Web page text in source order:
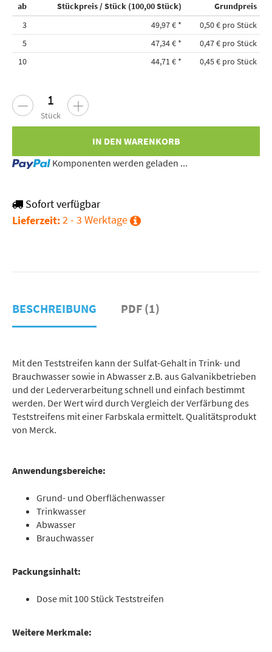
ab Stückpreis / Stück (100,00 Stück)
Grundpreis
3
49,97 € *
0,50 € pro Stück
5
47,34 € *
0,47 € pro Stück
10
44,71 € * 0,45 € pro Stück
Stück
IN DEN WARENKORB
Loading... Komponenten werden geladen ...
Sofort verfügbar
Lieferzeit:2 - 3 Werktage
BESCHREIBUNG PDF (1)
Mit den Teststreifen kann der Sulfat-Gehalt in Trink- und
Brauchwasser sowie in Abwasser z.B. aus Galvanikbetrieben
und der Lederverarbeitung schnell und einfach bestimmt
werden. Der Wert wird durch Vergleich der Verfärbung des
Teststreifens mit einer Farbskala ermittelt. Qualitätsprodukt
von Merck.
Anwendungsbereiche:
Grund- und Oberflächenwasser
Trinkwasser
Abwasser
Brauchwasser
Packungsinhalt:
Dose mit 100 Stück Teststreifen
Weitere Merkmale: